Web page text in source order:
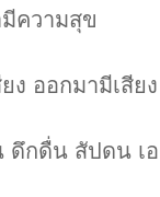
มีความสุข
ง ออกมามีเสีย
ดึกดื่น สัปดน เ